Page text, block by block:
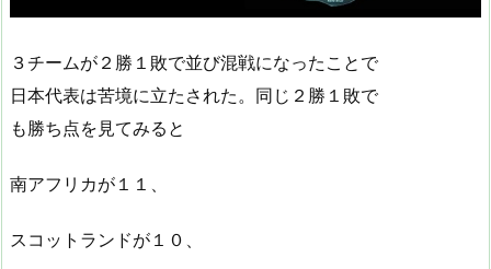
３チームが２勝１敗で並び混戦になったことで
日本代表は苦境に立たされた。同じ２勝１敗で
も勝ち点を見てみると
南アフリカが１１、
スコットランドが１０、